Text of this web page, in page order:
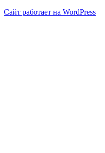
Сайт работает на WordPress